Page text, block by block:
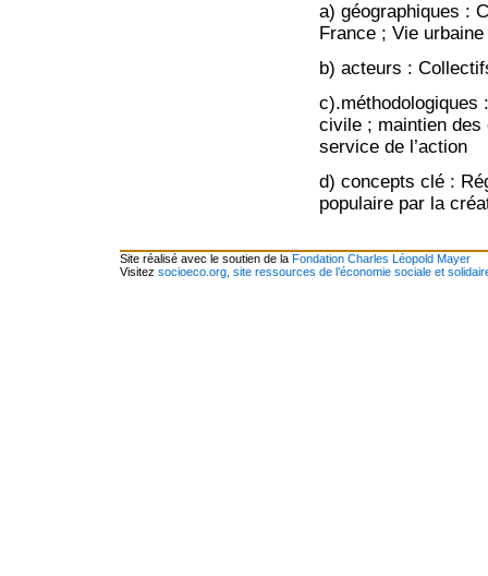
a) géographiques :
France ; Vie urbaine
b) acteurs :
c).méthodologiques
civile ; maintien des
service de l’action
d) concepts clé :
populaire par la
Site réalisé avec le soutien de la Fondation Charles Léopold Mayer
Visitez socioeco.org, site ressources de l’économie sociale et